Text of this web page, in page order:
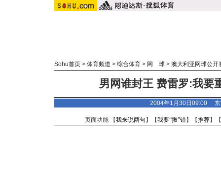
Sohu首页 > 体育频道 > 综合体育 > 网 球 > 澳大利亚网球公开
男网谁封王 费雷罗:我要
2004年1月30日09:00
页面功能 【我来说两句 】【我要“揪”错】【推荐】